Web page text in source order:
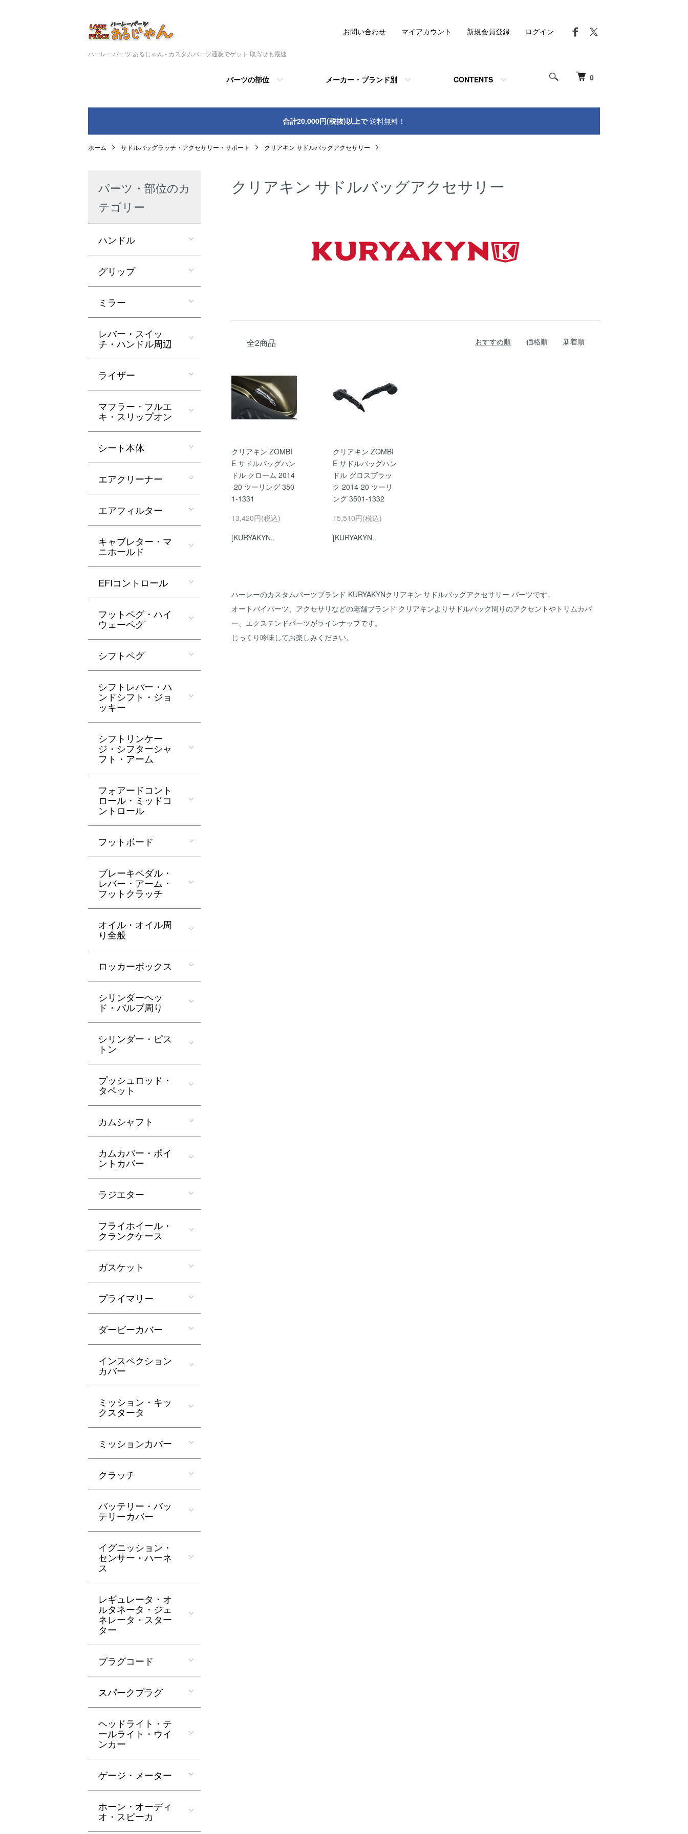
ハーレーパーツ あるじゃん - カスタムパーツ通販でゲット 取寄せも最速
0
パーツの部位 メーカー・ブランド別 CONTENTS
お問い合わせ マイアカウント 新規会員登録 ログイン
合計20,000円(税抜)以上で送料無料！
ホーム サドルバッグラッチ・アクセサリー・サポート クリアキン サドルバッグアクセサリー
クリアキン サドルバッグアクセサリー
全2商品 おすすめ順 価格順 新着順
クリアキン ZOMBI
E サドルバッグハン
ドル クローム 2014
-20 ツーリング 350
1-1331
13,420円(税込)
[KURYAKYN..
クリアキン ZOMBI
E サドルバッグハン
ドル グロスブラッ
ク 2014-20 ツーリ
ング 3501-1332
15,510円(税込)
[KURYAKYN..
ハーレーのカスタムパーツブランド KURYAKYNクリアキン サドルバッグアクセサリー パーツです。
オートバイパーツ、アクセサリなどの老舗ブランド クリアキンよりサドルバッグ周りのアクセントやトリムカバ
ー、エクステンドパーツがラインナップです。
じっくり吟味してお楽しみください。
パーツ・部位のカ
テゴリー
ハンドル
グリップ
ミラー
レバー・スイッ
チ・ハンドル周辺
ライザー
マフラー・フルエ
キ・スリップオン
シート本体
エアクリーナー
エアフィルター
キャブレター・マ
ニホールド
EFIコントロール
フットペグ・ハイ
ウェーペグ
シフトペグ
シフトレバー・ハ
ンドシフト・ジョ
ッキー
シフトリンケー
ジ・シフターシャ
フト・アーム
フォアードコント
ロール・ミッドコ
ントロール
フットボード
ブレーキペダル・
レバー・アーム・
フットクラッチ
オイル・オイル周
り全般
ロッカーボックス
シリンダーヘッ
ド・バルブ周り
シリンダー・ピス
トン
プッシュロッド・
タペット
カムシャフト
カムカバー・ポイ
ントカバー
ラジエター
フライホイール・
クランクケース
ガスケット
プライマリー
ダービーカバー
インスペクション
カバー
ミッション・キッ
クスタータ
ミッションカバー
クラッチ
バッテリー・バッ
テリーカバー
イグニッション・
センサー・ハーネ
ス
レギュレータ・オ
ルタネータ・ジェ
ネレータ・スター
ター
プラグコード
スパークプラグ
ヘッドライト・テ
ールライト・ウイ
ンカー
ゲージ・メーター
ホーン・オーディ
オ・スピーカ